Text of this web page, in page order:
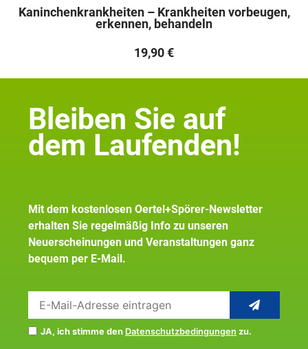
Kaninchenkrankheiten – Krankheiten vorbeugen,
erkennen, behandeln
19,90 €
Bleiben Sie auf
dem Laufenden!
Mit dem kostenlosen Oertel+Spörer-Newsletter
erhalten Sie regelmäßig Info zu unseren
Neuerscheinungen und Veranstaltungen ganz
bequem per E-Mail.
JA, ich stimme den Datenschutzbedingungen zu.